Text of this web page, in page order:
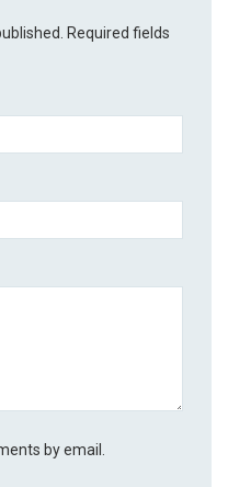
Required fields
by email.